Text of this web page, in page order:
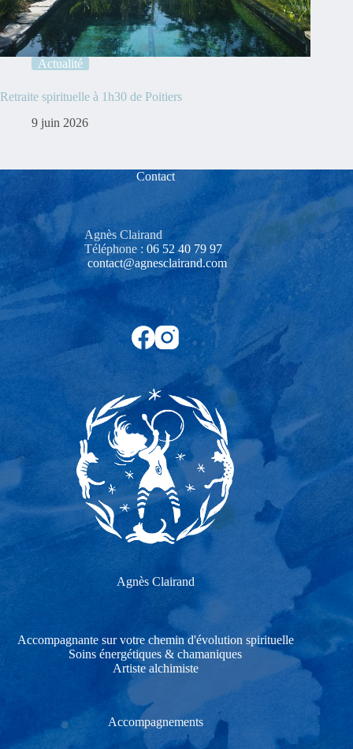
Actualité
Retraite spirituelle à 1h30 de Poitiers
9 juin 2026
Contact
Agnès Clairand
Téléphone : 06 52 40 79 97‬
contact@agnesclairand.com
Agnès Clairand
Accompagnante sur votre chemin d'évolution spirituelle
Soins énergétiques & chamaniques
Artiste alchimiste
Accompagnements